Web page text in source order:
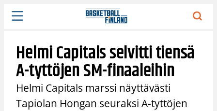
Siirry
sisältöön
Helmi Capitals selvitti tiensä
A-tyttöjen SM-finaaleihin
Helmi Capitals marssi näyttävästi
Tapiolan Hongan seuraksi A-tyttöjen